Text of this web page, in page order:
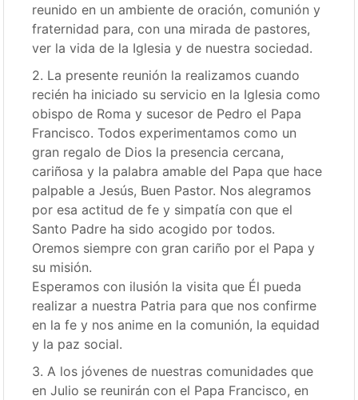
reunido en un ambiente de oración, comunión y
fraternidad para, con una mirada de pastores,
ver la vida de la Iglesia y de nuestra sociedad.
2. La presente reunión la realizamos cuando
recién ha iniciado su servicio en la Iglesia como
obispo de Roma y sucesor de Pedro el Papa
Francisco. Todos experimentamos como un
gran regalo de Dios la presencia cercana,
cariñosa y la palabra amable del Papa que hace
palpable a Jesús, Buen Pastor. Nos alegramos
por esa actitud de fe y simpatía con que el
Santo Padre ha sido acogido por todos.
Oremos siempre con gran cariño por el Papa y
su misión.
Esperamos con ilusión la visita que Él pueda
realizar a nuestra Patria para que nos confirme
en la fe y nos anime en la comunión, la equidad
y la paz social.
3. A los jóvenes de nuestras comunidades que
en Julio se reunirán con el Papa Francisco, en